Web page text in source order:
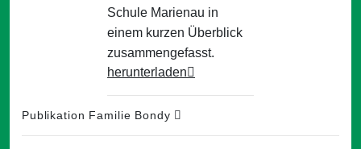
Schule Marienau in
einem kurzen Überblick
zusammengefasst.
herunterladen
Publikation Familie Bondy